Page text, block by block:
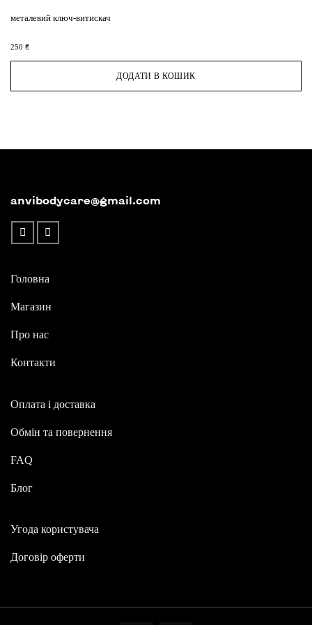
металевий ключ-витискач
250 ₴
ДОДАТИ В КОШИК
Головна
Магазин
Про нас
Контакти
Оплата і доставка
Обмін та повернення
FAQ
Блог
Угода користувача
Договір оферти
anvibodycare@gmail.com